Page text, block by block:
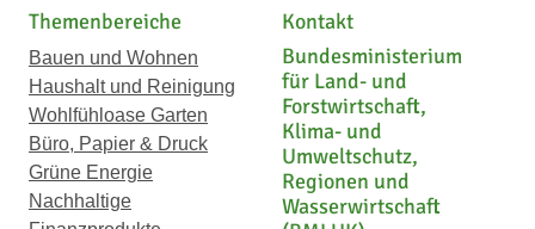
Themenbereiche
Bauen und Wohnen
Haushalt und Reinigung
Wohlfühloase Garten
Büro, Papier & Druck
Grüne Energie
Nachhaltige
Kontakt
Bundesministerium
für Land- und
Forstwirtschaft,
Klima- und
Umweltschutz,
Regionen und
Wasserwirtschaft